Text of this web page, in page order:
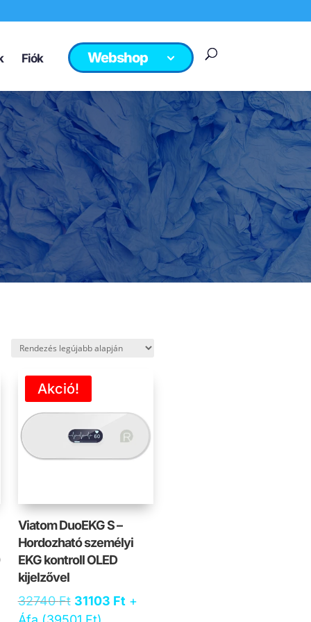
Fiók Webshop
Akció!
Viatom DuoEKG S –
Hordozható személyi
EKG kontroll OLED
kijelzővel
32740Ft Original
price
31103 FtCurrent
+